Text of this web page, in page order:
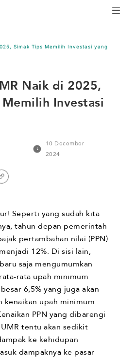
Simak Tips Memilih Investasi yang
Naik di 2025,
Investasi
10 December
2024
Seperti yang sudah kita
tahun depan pemerintah
pertambahan nilai (PPN)
12%. Di sisi lain,
saja mengumumkan
rata upah minimum
6,5% yang juga akan
upah minimum
PPN yang dibarengi
tentu akan sedikit
ke kehidupan
dampaknya ke pasar